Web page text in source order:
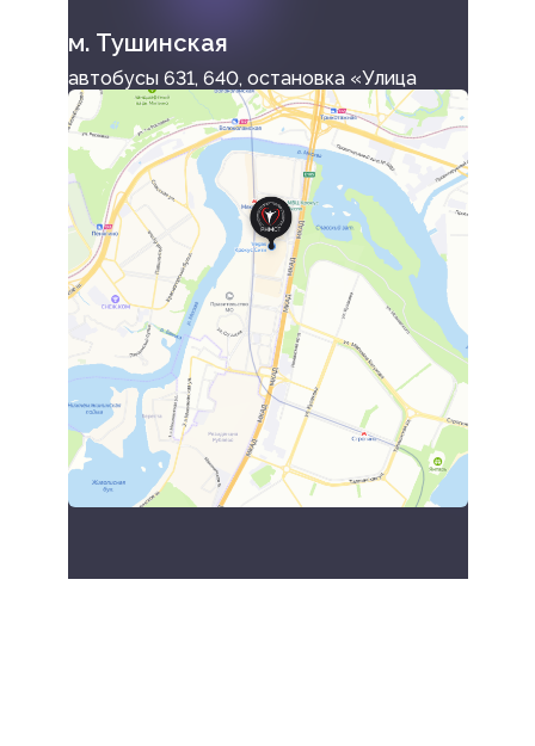
м. Тушинская
автобусы 631, 640, остановка «Улица
Иссаковского»